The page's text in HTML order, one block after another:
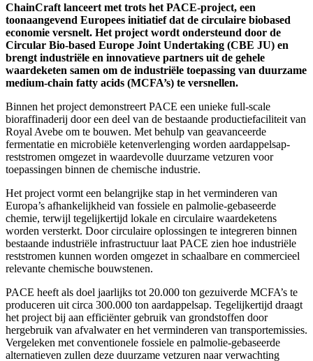
ChainCraft lanceert met trots het PACE-project, een
toonaangevend Europees initiatief dat de circulaire biobased
economie versnelt. Het project wordt ondersteund door de
Circular Bio-based Europe Joint Undertaking (CBE JU) en
brengt industriële en innovatieve partners uit de gehele
waardeketen samen om de industriële toepassing van duurzame
medium-chain fatty acids (MCFA’s) te versnellen.
Binnen het project demonstreert PACE een unieke full-scale
bioraffinaderij door een deel van de bestaande productiefaciliteit van
Royal Avebe om te bouwen. Met behulp van geavanceerde
fermentatie en microbiële ketenverlenging worden aardappelsap-
reststromen omgezet in waardevolle duurzame vetzuren voor
toepassingen binnen de chemische industrie.
Het project vormt een belangrijke stap in het verminderen van
Europa’s afhankelijkheid van fossiele en palmolie-gebaseerde
chemie, terwijl tegelijkertijd lokale en circulaire waardeketens
worden versterkt. Door circulaire oplossingen te integreren binnen
bestaande industriële infrastructuur laat PACE zien hoe industriële
reststromen kunnen worden omgezet in schaalbare en commercieel
relevante chemische bouwstenen.
PACE heeft als doel jaarlijks tot 20.000 ton gezuiverde MCFA’s te
produceren uit circa 300.000 ton aardappelsap. Tegelijkertijd draagt
het project bij aan efficiënter gebruik van grondstoffen door
hergebruik van afvalwater en het verminderen van transportemissies.
Vergeleken met conventionele fossiele en palmolie-gebaseerde
alternatieven zullen deze duurzame vetzuren naar verwachting